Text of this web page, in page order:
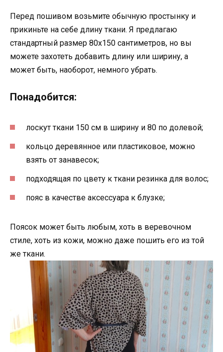
Перед пошивом возьмите обычную простынку и
прикиньте на себе длину ткани. Я предлагаю
стандартный размер 80х150 сантиметров, но вы
можете захотеть добавить длину или ширину, а
может быть, наоборот, немного убрать.
Понадобится:
лоскут ткани 150 см в ширину и 80 по долевой;
кольцо деревянное или пластиковое, можно
взять от занавесок;
подходящая по цвету к ткани резинка для волос;
пояс в качестве аксессуара к блузке;
Поясок может быть любым, хоть в веревочном
стиле, хоть из кожи, можно даже пошить его из той
же ткани.